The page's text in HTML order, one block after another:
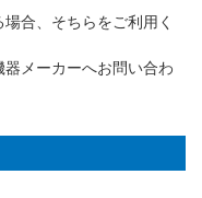
合、そちらをご利用く
メーカーへお問い合わ